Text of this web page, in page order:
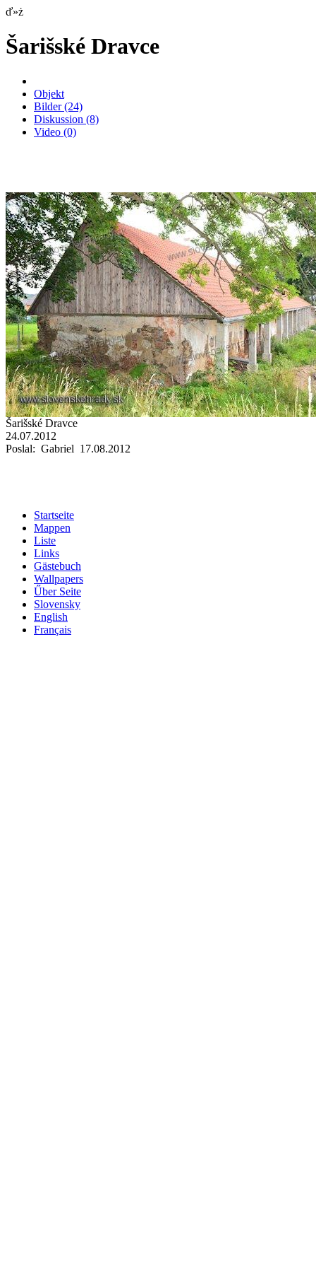
ď»ż
Šarišské Dravce
Objekt
Bilder(24)
Diskussion (8)
Video (0)
Šarišské Dravce
24.07.2012
Poslal: Gabriel 17.08.2012
Startseite
Mappen
Liste
Links
Gästebuch
Wallpapers
Űber Seite
Slovensky
English
Français